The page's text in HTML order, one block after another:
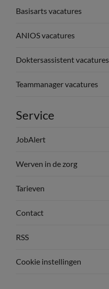
Basisarts vacatures
ANIOS vacatures
Doktersassistent vacatures
Teammanager vacatures
Service
JobAlert
Werven in de zorg
Tarieven
Contact
RSS
Cookie instellingen